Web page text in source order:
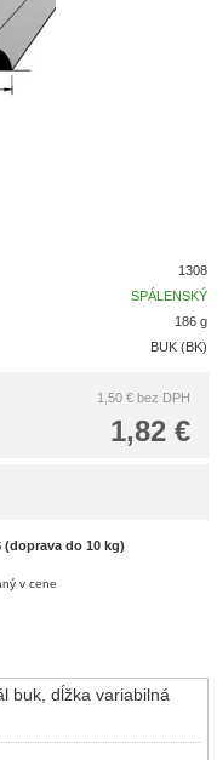
1308
SPÁLENSKÝ
186 g
BUK (BK)
1,50 € bez DPH
1,82 €
(doprava do 10 kg)
v cene
buk, dĺžka variabilná